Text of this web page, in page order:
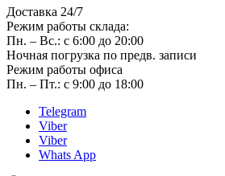
Доставка 24/7
Режим работы склада:
Пн. – Вс.: с 6:00 до 20:00
Ночная погрузка по предв. записи
Режим работы офиса
Пн. – Пт.: с 9:00 до 18:00
Telegram
Viber
Viber
Whats App